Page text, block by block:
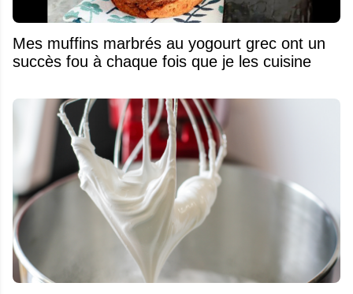
Mes muffins marbrés au yogourt grec ont un
succès fou à chaque fois que je les cuisine